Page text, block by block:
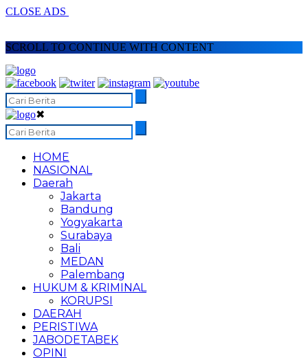
CLOSE ADS
SCROLL TO CONTINUE WITH CONTENT
✖
HOME
NASIONAL
Daerah
Jakarta
Bandung
Yogyakarta
Surabaya
Bali
MEDAN
Palembang
HUKUM & KRIMINAL
KORUPSI
DAERAH
PERISTIWA
JABODETABEK
OPINI